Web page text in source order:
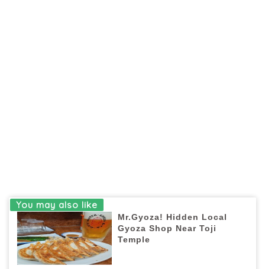
Mr.Gyoza! Hidden Local
Gyoza Shop Near Toji
Temple